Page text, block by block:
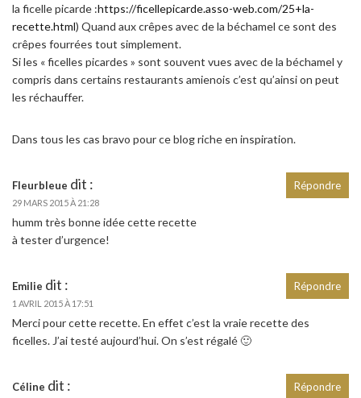
la ficelle picarde :https://ficellepicarde.asso-web.com/25+la-
recette.html) Quand aux crêpes avec de la béchamel ce sont des
crêpes fourrées tout simplement.
Si les « ficelles picardes » sont souvent vues avec de la béchamel y
compris dans certains restaurants amienois c’est qu’ainsi on peut
les réchauffer.
Dans tous les cas bravo pour ce blog riche en inspiration.
Fleurbleue dit :
29 MARS 2015 À 21:28
humm très bonne idée cette recette
à tester d’urgence!
Répondre
Emilie dit :
1 AVRIL 2015 À 17:51
Merci pour cette recette. En effet c’est la vraie recette des
ficelles. J’ai testé aujourd’hui. On s’est régalé 🙂
Répondre
Céline dit : Répondre